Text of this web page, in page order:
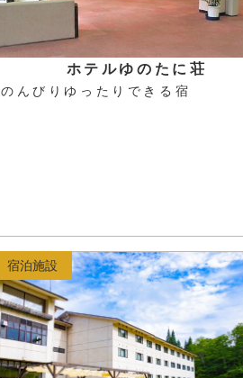
ホテルゆのたに荘
のんびりゆったりできる宿
宿泊施設